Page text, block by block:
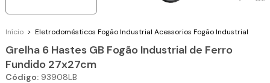
Início > Eletrodomésticos Fogão Industrial Acessorios Fogão Industrial
Grelha 6 Hastes GB Fogão Industrial de Ferro
Fundido 27x27cm
Código: 93908LB